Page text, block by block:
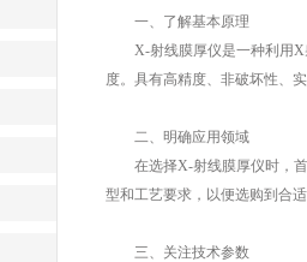
一、了解基本原理
X-射线膜厚仪是一种利用X
度。具有高精度、非破坏性、
二、明确应用领域
在选择X-射线膜厚仪时，首
型和工艺要求，以便选购到合
三、关注技术参数